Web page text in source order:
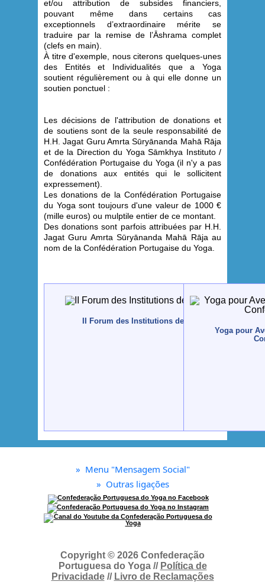
et/ou attribution de subsides financiers,
pouvant même dans certains cas
exceptionnels d’extraordinaire mérite se
traduire par la remise de l’Āshrama complet
(clefs en main).
À titre d'exemple, nous citerons quelques-unes
des Entités et Individualités que a Yoga
soutient régulièrement ou à qui elle donne un
soutien ponctuel :
Les décisions de l'attribution de donations et
de soutiens sont de la seule responsabilité de
H.H. Jagat Guru Amrta Sūryānanda Mahā Rāja
et de la Direction du Yoga Sāmkhya Instituto /
Confédération Portugaise du Yoga (il n'y a pas
de donations aux entités qui le sollicitent
expressement).
Les donations de la Confédération Portugaise
du Yoga sont toujours d'une valeur de 1000 €
(mille euros) ou mulptile entier de ce montant.
Des donations sont parfois attribuées par H.H.
Jagat Guru Amrta Sūryānanda Mahā Rāja au
nom de la Confédération Portugaise du Yoga.
II Forum des Institutions de Solidarité Sociale,
Yoga pour
» Menu "Mensagem Social"
» Outras ligações
Copyright © 2026 Confederação
Portuguesa do Yoga // Política de
Privacidade// Livro de Reclamações